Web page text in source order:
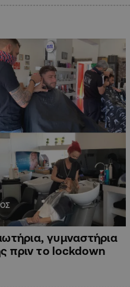
γυμναστήρια
πριν το lockdown